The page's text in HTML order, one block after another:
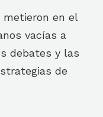
metieron en el
vacías a
debates y las
de